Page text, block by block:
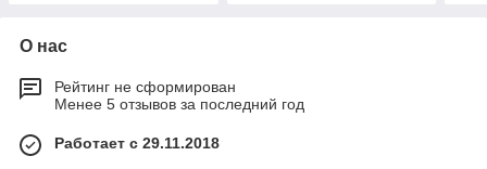
О нас
Рейтинг не сформирован
Менее 5 отзывов за последний год
Работает с 29.11.2018